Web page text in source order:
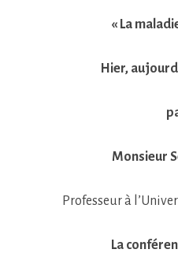
« La
Hier,
Monsieur
Professeur à
La